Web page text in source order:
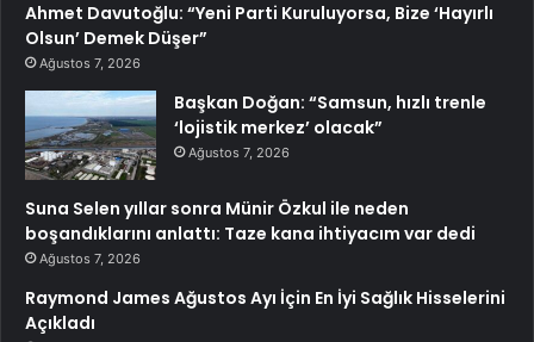
Ahmet Davutoğlu: “Yeni Parti Kuruluyorsa, Bize ‘Hayırlı
Olsun’ Demek Düşer”
Ağustos 7, 2026
Başkan Doğan: “Samsun, hızlı trenle
‘lojistik merkez’ olacak”
Ağustos 7, 2026
Suna Selen yıllar sonra Münir Özkul ile neden
boşandıklarını anlattı: Taze kana ihtiyacım var dedi
Ağustos 7, 2026
Raymond James Ağustos Ayı İçin En İyi Sağlık Hisselerini
Açıkladı